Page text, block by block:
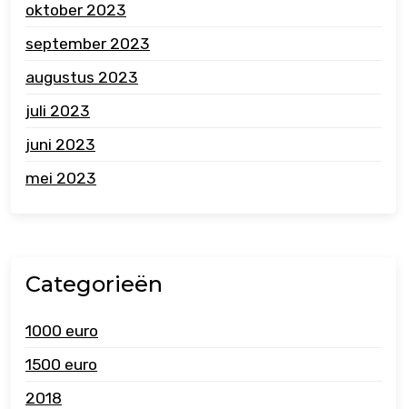
oktober 2023
september 2023
augustus 2023
juli 2023
juni 2023
mei 2023
Categorieën
1000 euro
1500 euro
2018